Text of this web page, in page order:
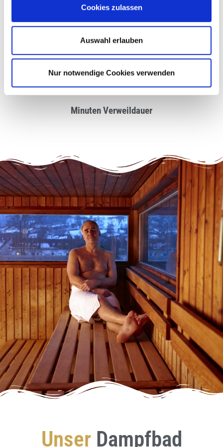
Cookies zulassen
Auswahl erlauben
Nur notwendige Cookies verwenden
relative Luftfeuchtigkeit
50%
Minuten Verweildauer
30
Unser Dampfbad